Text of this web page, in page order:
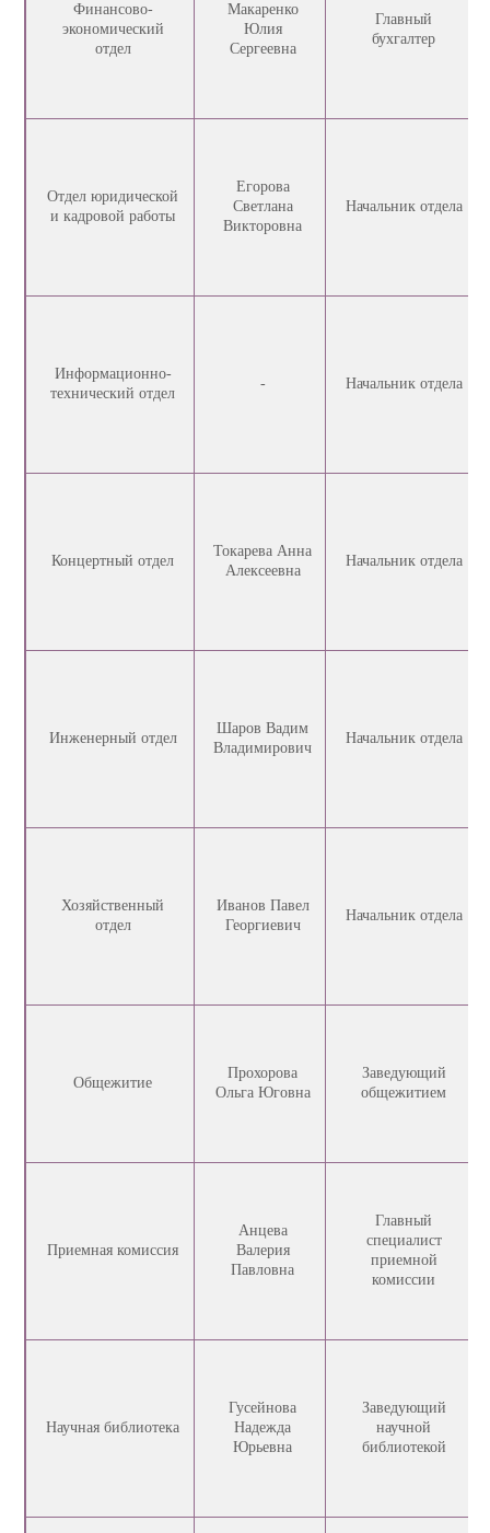
Финансово-
экономический
отдел
Макаренко
Юлия
Сергеевна
Главный
бухгалтер
Отдел юридической
и кадровой работы
Егорова
Светлана
Викторовна
Начальник отдела
Информационно-
технический отдел
- Начальник отдела
Концертный отдел
Токарева Анна
Алексеевна
Начальник отдела
Инженерный отдел
Шаров Вадим
Владимирович
Начальник отдела
Хозяйственный
отдел
Иванов Павел
Георгиевич
Начальник отдела
Общежитие
Прохорова
Ольга Юговна
Заведующий
общежитием
Приемная комиссия
Анцева
Валерия
Павловна
Главный
специалист
приемной
комиссии
Научная библиотека
Гусейнова
Надежда
Юрьевна
Заведующий
научной
библиотекой